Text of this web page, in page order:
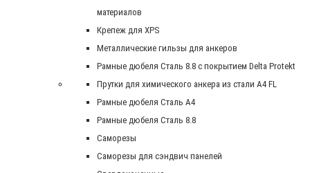
материалов
Крепеж для XPS
Металлические гильзы для анкеров
Рамные дюбеля Сталь 8.8 с покрытием Delta Protekt
Прутки для химического анкера из стали А4 FL
Рамные дюбеля Сталь A4
Рамные дюбеля Сталь 8.8
Саморезы
Саморезы для сэндвич панелей